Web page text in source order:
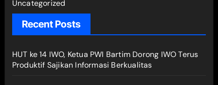
Uncategorized
Recent Posts
HUT ke 14 IWO, Ketua PWI Bartim Dorong IWO Terus
Produktif Sajikan Informasi Berkualitas